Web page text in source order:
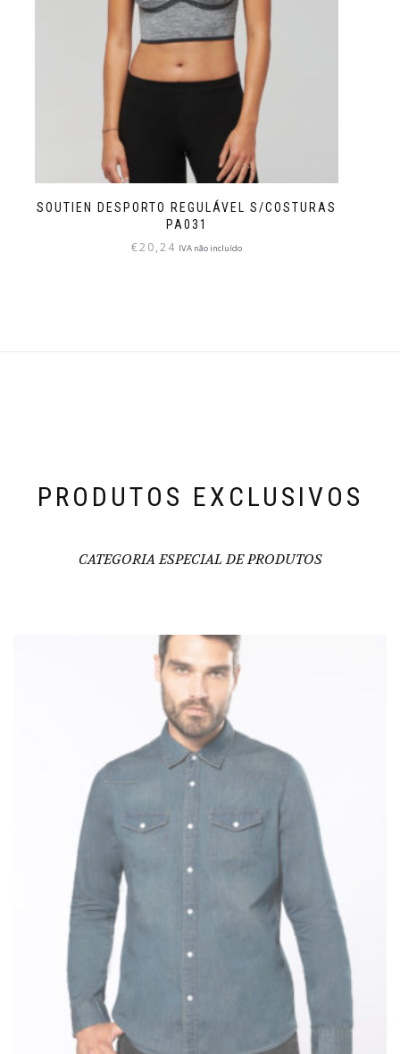
SOUTIEN DESPORTO REGULÁVEL S/COSTURAS
PA031
€20,24 IVA não incluído
PRODUTOS EXCLUSIVOS
CATEGORIA ESPECIAL DE PRODUTOS